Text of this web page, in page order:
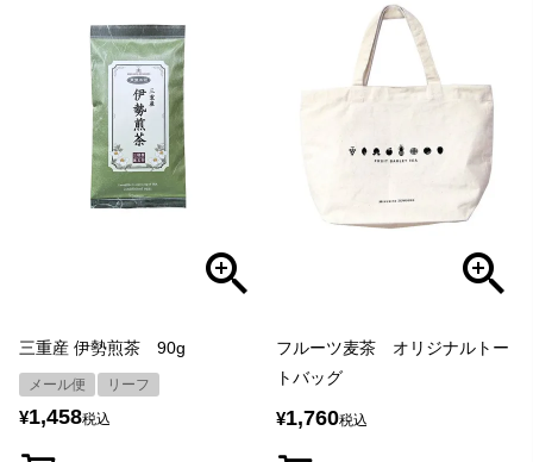
三重産 伊勢煎茶 90g
メール便 リーフ
¥1,458税込
フルーツ麦茶 オリジナルトー
トバッグ
¥1,760税込